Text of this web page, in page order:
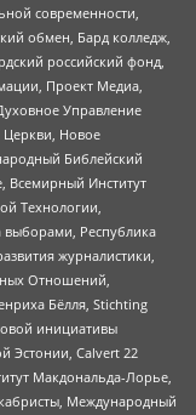
современности,
обмен, Бард колледж,
российский фонд,
Проект Медиа,
Управление
Церкви, Новое
Библейский
Всемирный Институт
Технологии,
выборами, Республика
журналистики,
Отношений,
Бёлля, Stichting
инициативы
Эстонии, Calvert 22
Макдональда-Лорье,
Международный